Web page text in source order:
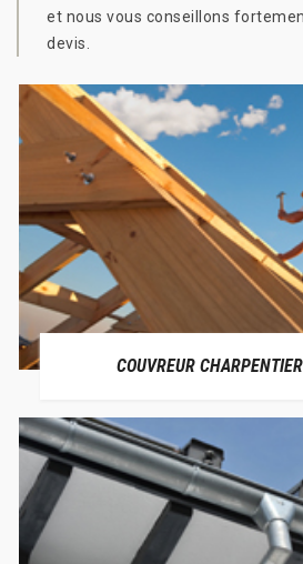
et nous vous conseillons
devis.
COUVREUR